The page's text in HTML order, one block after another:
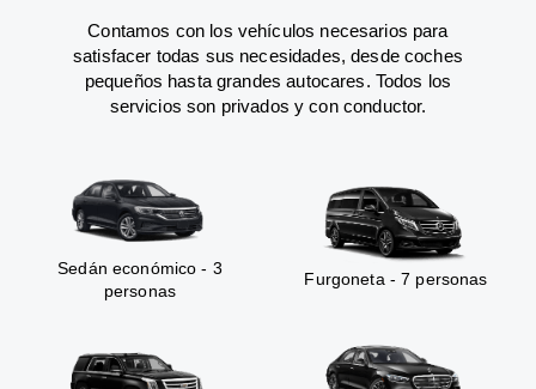
Contamos con los vehículos necesarios para
satisfacer todas sus necesidades, desde coches
pequeños hasta grandes autocares. Todos los
servicios son privados y con conductor.
Sedán económico - 3
personas
Furgoneta - 7 personas